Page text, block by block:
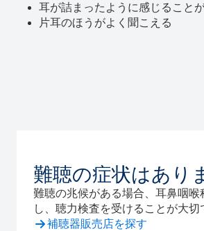
耳が詰まったように感じること
片耳のほうがよく聞こえる
難聴の症状はあり
難聴の兆候がある場合、耳鼻咽喉
し、聴力検査を受けることが大切
補聴器販売店を探す